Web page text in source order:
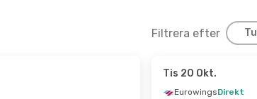
Filtrera efter
Tis 20 Okt.
EurowingsDirekt